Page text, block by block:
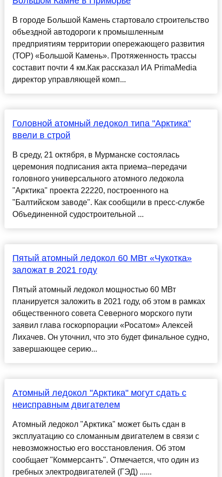
В городе Большой Камень стартовало строительство
объездной автодороги к промышленным
предприятиям территории опережающего развития
(ТОР) «Большой Камень». Протяженность трассы
составит почти 4 км.Как рассказал ИА PrimaMedia
директор управляющей комп...
Головной атомный ледокол типа "Арктика"
ввели в строй
В среду, 21 октября, в Мурманске состоялась
церемония подписания акта приема–передачи
головного универсального атомного ледокола
"Арктика" проекта 22220, построенного на
"Балтийском заводе". Как сообщили в пресс-службе
Объединенной судостроительной ...
Пятый атомный ледокол 60 МВт «Чукотка»
заложат в 2021 году
Пятый атомный ледокол мощностью 60 МВт
планируется заложить в 2021 году, об этом в рамках
общественного совета Северного морского пути
заявил глава госкорпорации «Росатом» Алексей
Лихачев. Он уточнил, что это будет финальное судно,
завершающее серию...
Атомный ледокол "Арктика" могут сдать с
неисправным двигателем
Атомный ледокол "Арктика" может быть сдан в
эксплуатацию со сломанным двигателем в связи с
невозможностью его восстановления. Об этом
сообщает "Коммерсантъ". Отмечается, что один из
гребных электродвигателей (ГЭД) ......